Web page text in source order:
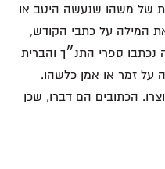
של משהו שנעשה היטב או
המילה על כתבי הקודש,
ספרי התנ״ך והברית
זמר או אמן כלשהו.
הכתובים הם דברו, שכן